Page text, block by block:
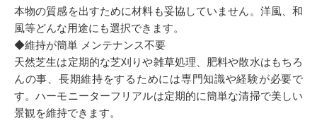
本物の質感を出すために材料も妥協していません。洋風、和
風等どんな用途にも選択できます。
◆維持が簡単 メンテナンス不要
天然芝生は定期的な芝刈りや雑草処理、肥料や散水はもちろ
んの事、長期維持をするためには専門知識や経験が必要で
す。ハーモニーターフリアルは定期的に簡単な清掃で美しい
景観を維持できます。